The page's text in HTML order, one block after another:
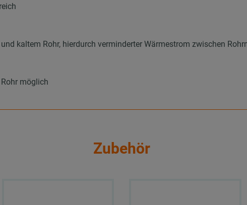
kaltem Rohr, hierdurch verminderter Wärmestrom zwischen
möglich
Zubehör